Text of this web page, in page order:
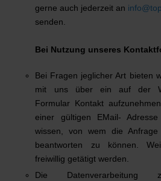
gerne auch jederzeit an
senden.
Bei Nutzung unseres
Bei Fragen jeglicher Art bieten
mit uns über ein auf der
Formular Kontakt
einer gültigen EMail-
wissen, von wem die
beantworten zu können.
freiwillig getätigt werden.
Die